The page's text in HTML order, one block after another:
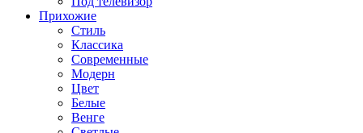
Прихожие
Стиль
Классика
Современные
Модерн
Цвет
Белые
Венге